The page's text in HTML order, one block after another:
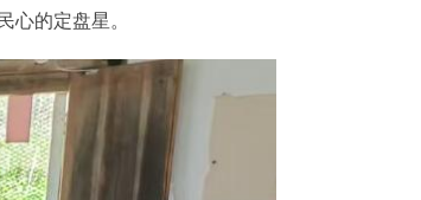
心的定盘星。